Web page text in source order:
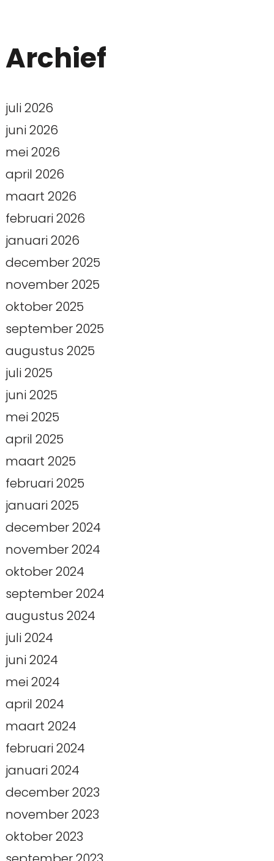
Archief
juli 2026
juni 2026
mei 2026
april 2026
maart 2026
februari 2026
januari 2026
december 2025
november 2025
oktober 2025
september 2025
augustus 2025
juli 2025
juni 2025
mei 2025
april 2025
maart 2025
februari 2025
januari 2025
december 2024
november 2024
oktober 2024
september 2024
augustus 2024
juli 2024
juni 2024
mei 2024
april 2024
maart 2024
februari 2024
januari 2024
december 2023
november 2023
oktober 2023